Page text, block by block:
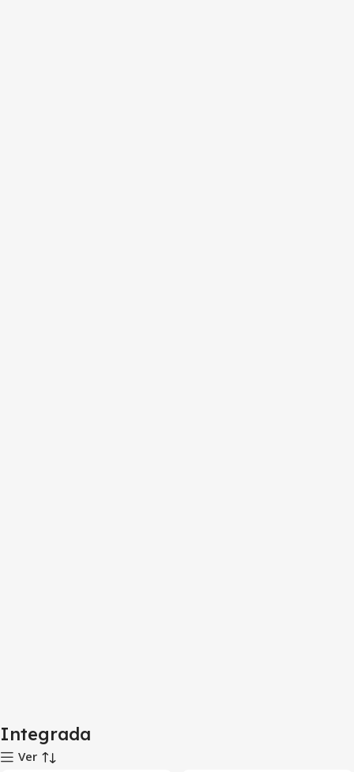
Integrada
Ver